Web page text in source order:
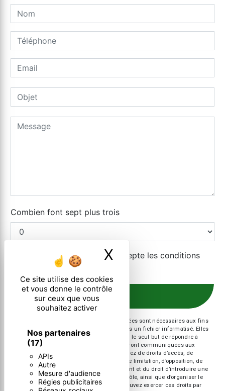
Ce site utilise des cookies
et vous donne le contrôle
sur ceux que vous
souhaitez activer
Nos partenaires
(17)
APIs
Autre
Mesure d'audience
Régies publicitaires
X Masquer le
Combien font sept plus trois
En cochant cette case, j'accepte les conditions
particulières ci-dessous **
ENVOYER
** Les données personnelles communiquées sont nécessaires aux fins
de vous contacter et sont enregistrées dans un fichier informatisé. Elles
sont destinées à et ses sous-traitants dans le seul but de répondre à
votre message. Les données collectées seront communiquées aux
seuls destinataires suivants: . Vous disposez de droits d’accès, de
rectification, d’effacement, de portabilité, de limitation, d’opposition, de
retrait de votre consentement à tout moment et du droit d’introduire une
réclamation auprès d’une autorité de contrôle, ainsi que d’organiser le
sort de vos données post-mortem. Vous pouvez exercer ces droits par